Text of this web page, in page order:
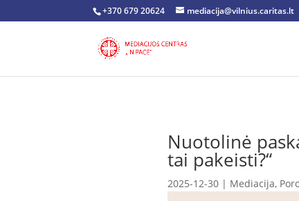
+370 679 20624 mediacija@vilnius.caritas.lt
Nuotolinė
tai pakeisti?“
2025-12-30| Mediacija,